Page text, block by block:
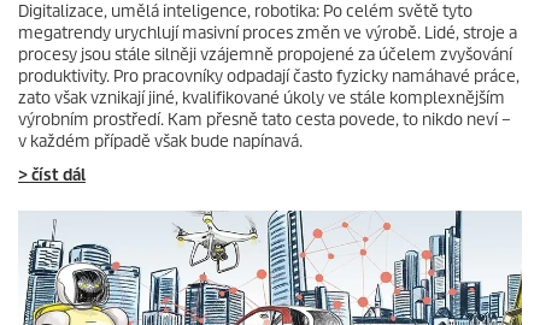
Digitalizace, umělá inteligence, robotika: Po celém světě tyto
megatrendy urychlují masivní proces změn ve výrobě. Lidé, stroje a
procesy jsou stále silněji vzájemně propojené za účelem zvyšování
produktivity. Pro pracovníky odpadají často fyzicky namáhavé práce,
zato však vznikají jiné, kvalifikované úkoly ve stále komplexnějším
výrobním prostředí. Kam přesně tato cesta povede, to nikdo neví –
v každém případě však bude napínavá.
> číst dál